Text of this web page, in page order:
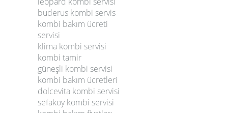
buderus kombi servis
kombi bakım ücreti
servisi
klima kombi servisi
kombi tamir
güneşli kombi servisi
kombi bakım ücretleri
dolcevita kombi servisi
sefaköy kombi servisi